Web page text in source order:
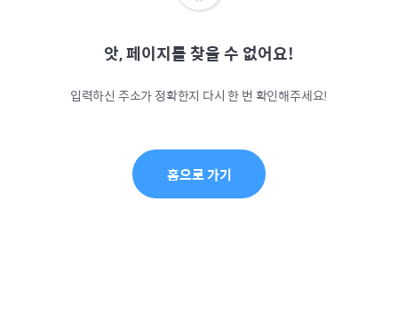
앗, 페이지를 찾을 수 없어요!
입력하신 주소가 정확한지 다시 한 번 확인해주세요!
홈으로 가기